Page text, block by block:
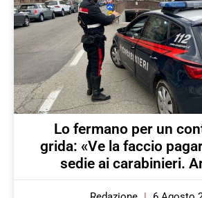
Lo fermano per un
grida: «Ve la faccio
sedie ai carabinieri.